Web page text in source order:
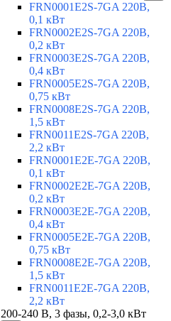
FRN0001E2S-7GA 220В,
0,1 кВт
FRN0002E2S-7GA 220В,
0,2 кВт
FRN0003E2S-7GA 220В,
0,4 кВт
FRN0005E2S-7GA 220В,
0,75 кВт
FRN0008E2S-7GA 220В,
1,5 кВт
FRN0011E2S-7GA 220В,
2,2 кВт
FRN0001E2E-7GA 220В,
0,1 кВт
FRN0002E2E-7GA 220В,
0,2 кВт
FRN0003E2E-7GA 220В,
0,4 кВт
FRN0005E2E-7GA 220В,
0,75 кВт
FRN0008E2E-7GA 220В,
1,5 кВт
FRN0011E2E-7GA 220В,
2,2 кВт
200-240 В, 3 фазы, 0,2-3,0 кВт